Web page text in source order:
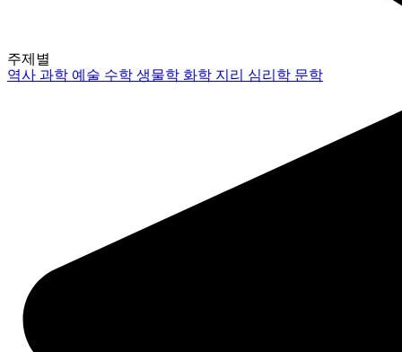
주제별
역사과학 예술 수학생물학 화학 지리 심리학 문학